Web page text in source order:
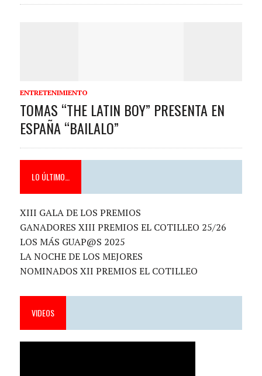
ENTRETENIMIENTO
TOMAS “THE LATIN BOY” PRESENTA EN
ESPAÑA “BAILALO”
LO ÚLTIMO…
XIII GALA DE LOS PREMIOS
GANADORES XIII PREMIOS EL COTILLEO 25/26
LOS MÁS GUAP@S 2025
LA NOCHE DE LOS MEJORES
NOMINADOS XII PREMIOS EL COTILLEO
VIDEOS